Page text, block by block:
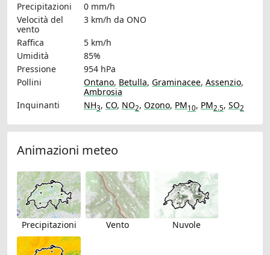
Precipitazioni
0 mm/h
Velocità del
vento
3 km/h da ONO
Raffica
5 km/h
Umidità
85%
Pressione
954 hPa
Pollini
Ontano, Betulla, Graminacee, Assenzio,
Ambrosia
Inquinanti
NH3, CO, NO2, Ozono, PM10, PM2.5, SO2
Animazioni meteo
Precipitazioni Vento Nuvole